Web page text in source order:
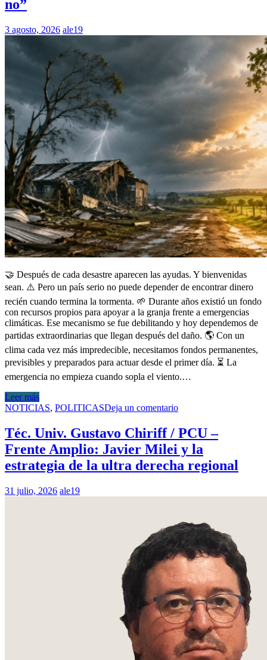
no”
3 agosto, 2026 ale19
🤝 Después de cada desastre aparecen las ayudas. Y bienvenidas
sean. ⚠️ Pero un país serio no puede depender de encontrar dinero
recién cuando termina la tormenta. 🌱 Durante años existió un fondo
con recursos propios para apoyar a la granja frente a emergencias
climáticas. Ese mecanismo se fue debilitando y hoy dependemos de
partidas extraordinarias que llegan después del daño. 🌎 Con un
clima cada vez más impredecible, necesitamos fondos permanentes,
previsibles y preparados para actuar desde el primer día. ⏳ La
emergencia no empieza cuando sopla el viento.…
Leer más
NOTICIAS, POLITICASDeja un comentario
Téc. Univ. Gustavo Chiriff / PCU –
Frente Amplio: Javier Milei y la
estrategia de la ultra derecha regional
31 julio, 2026 ale19